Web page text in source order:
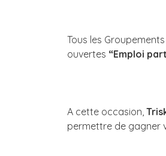
Tous les
ouvertes “Emploi
A cette occasion,
permettre de gagner